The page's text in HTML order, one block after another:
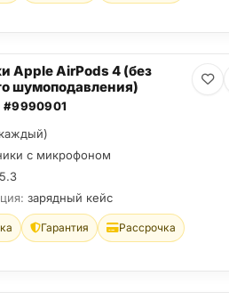
Apple AirPods 4 (без
шумоподавления)
#9990901
с микрофоном
5.3
зарядный кейс
Гарантия Рассрочка